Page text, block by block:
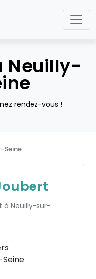
Neuilly-
rendez-vous !
Seine
à Neuilly-sur-